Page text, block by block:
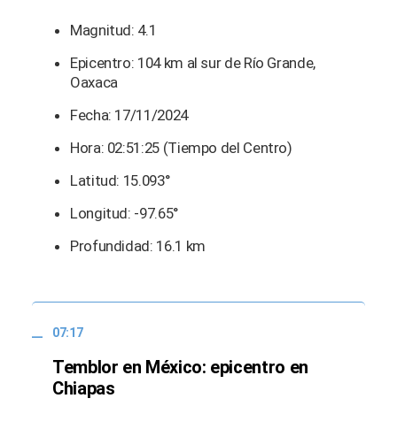
Magnitud: 4.1
Epicentro: 104 km al sur de Río Grande,
Oaxaca
Fecha: 17/11/2024
Hora: 02:51:25 (Tiempo del Centro)
Latitud: 15.093°
Longitud: -97.65°
Profundidad: 16.1 km
07:17
Temblor en México: epicentro en
Chiapas